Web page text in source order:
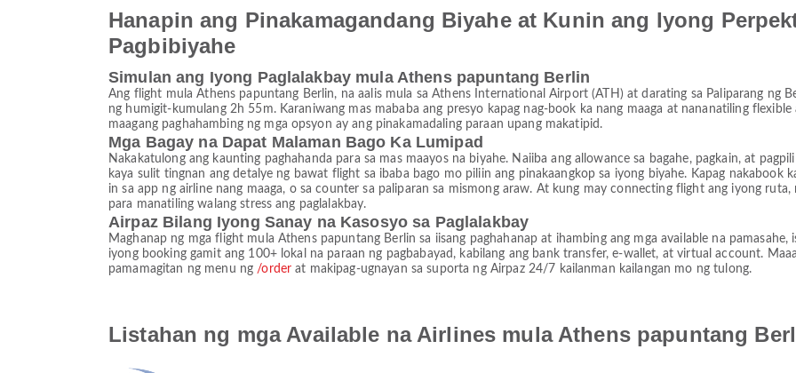
Hanapin ang Pinakamagandang Biyahe at Kunin ang Iyong
Pagbibiyahe
Simulan ang Iyong Paglalakbay mula Athens papuntang Berlin
Ang flight mula Athens papuntang Berlin, na aalis mula sa Athens International Airport (ATH) at darating sa Paliparang ng
ng humigit-kumulang 2h 55m. Karaniwang mas mababa ang presyo kapag nag-book ka nang maaga at nananatiling flexible
maagang paghahambing ng mga opsyon ay ang pinakamadaling paraan upang makatipid.
Mga Bagay na Dapat Malaman Bago Ka Lumipad
Nakakatulong ang kaunting paghahanda para sa mas maayos na biyahe. Naiiba ang allowance sa bagahe, pagkain, at
kaya sulit tingnan ang detalye ng bawat flight sa ibaba bago mo piliin ang pinakaangkop sa iyong biyahe. Kapag nakabook
in sa app ng airline nang maaga, o sa counter sa paliparan sa mismong araw. At kung may connecting flight ang iyong
para manatiling walang stress ang paglalakbay.
Airpaz Bilang Iyong Sanay na Kasosyo sa Paglalakbay
Maghanap ng mga flight mula Athens papuntang Berlin sa iisang paghahanap at ihambing ang mga available na
iyong booking gamit ang 100+ lokal na paraan ng pagbabayad, kabilang ang bank transfer, e-wallet, at virtual account.
pamamagitan ng menu ng /order at makipag-ugnayan sa suporta ng Airpaz 24/7 kailanman kailangan mo ng tulong.
Listahan ng mga Available na Airlines mula Athens papuntang